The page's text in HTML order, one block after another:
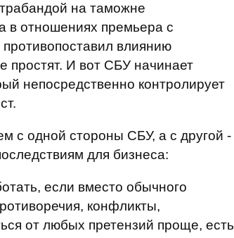
на таможне
в отношениях премьера с
влиянию
простят. И вот СБУ начинает
непосредственно контролирует
с одной стороны СБУ, а с другой -
для бизнеса:
если вместо обычного
конфликты,
от любых претензий проще, есть